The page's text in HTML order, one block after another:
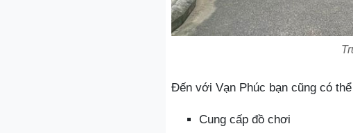
Đến với Vạn Phúc bạn cũng có
Cung cấp đồ chơi